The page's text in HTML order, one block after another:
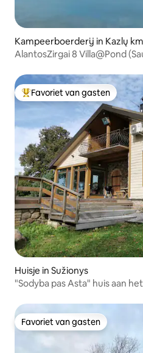
Kampeerboerderij in Kazlų
AlantosZirgai 8 Villa@Pond
Topfavoriet van gasten
Favoriet van gasten
Huisje in Sužionys
"Sodyba pas Asta" huis aan
Favoriet van gasten
Favoriet van gasten